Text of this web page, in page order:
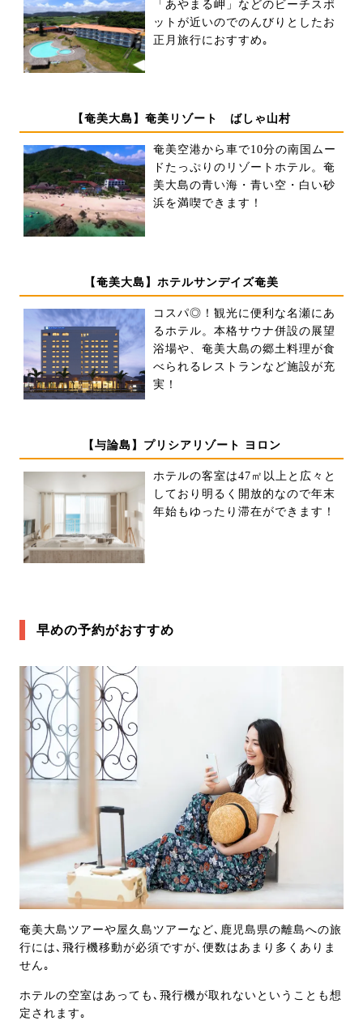
「あやまる岬」などのビーチスポ
ットが近いのでのんびりとしたお
正月旅行におすすめ｡
【奄美大島】奄美リゾート ばしゃ山村
奄美空港から車で10分の南国ムー
ドたっぷりのリゾートホテル。奄
美大島の青い海・青い空・白い砂
浜を満喫できます！
【奄美大島】ホテルサンデイズ奄美
コスパ◎！観光に便利な名瀬にあ
るホテル。本格サウナ併設の展望
浴場や、奄美大島の郷土料理が食
べられるレストランなど施設が充
実！
【与論島】プリシアリゾート ヨロン
ホテルの客室は47㎡以上と広々と
しており明るく開放的なので年末
年始もゆったり滞在ができます！
早めの予約がおすすめ
奄美大島ツアーや屋久島ツアーなど､鹿児島県の離島への旅
行には､飛行機移動が必須ですが､便数はあまり多くありま
せん｡
ホテルの空室はあっても､飛行機が取れないということも想
定されます｡